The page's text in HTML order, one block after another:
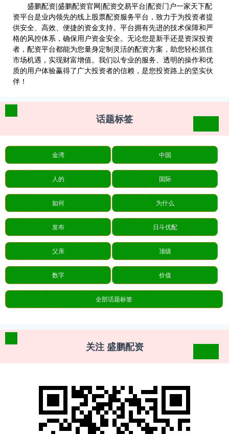
盛鹏配资|盛鹏配资官网|配资交易平台|配资门户一家天下配
资平台是业内领先的线上股票配资服务平台，致力于为投资者提
供安全、高效、便捷的资金支持。平台拥有先进的技术保障和严
格的风控体系，确保用户资金安全。无论您是新手还是资深投资
者，配资平台都能为您量身定制灵活的配资方案，助您轻松抓住
市场机遇，实现财富增值。我们以专业的服务、透明的操作和优
质的用户体验赢得了广大投资者的信赖，是您投资路上的坚实伙
伴！
话题标签
金湾 中国
人的 国际
如何 为什么
发布 日斗优配
父亲 顶级
数字 价值
全部话题标签
关注 盛鹏配资